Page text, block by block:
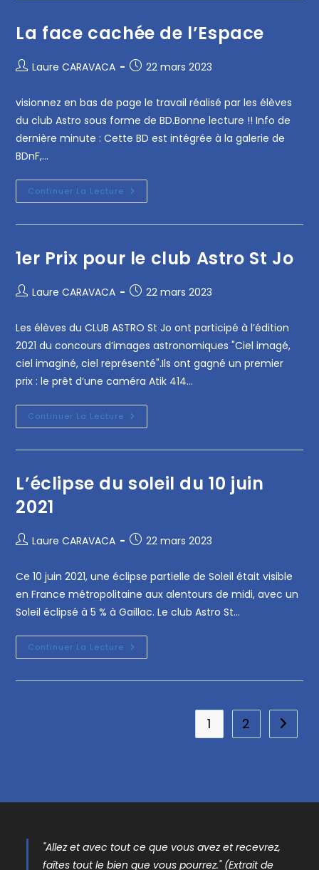
La face cachée de l’Espace
Laure CARAVACA 22 mars 2023
visionnez en bas de page le travail réalisé par les élèves
du club Astro sous forme de BD.Bonne lecture !! Info de
dernière minute : Cette BD est intégrée à la galerie de
BDnF,…
Continuer La Lecture
1er Prix pour le club Astro St Jo
Laure CARAVACA 22 mars 2023
Les élèves du CLUB ASTRO St Jo ont participé à l’édition
2021 du concours d’images astronomiques "Ciel imagé,
ciel imaginé, ciel représenté".Ils ont gagné un premier
prix : le prêt d’une caméra Atik 414…
Continuer La Lecture
L’éclipse du soleil du 10 juin
2021
Laure CARAVACA 22 mars 2023
Ce 10 juin 2021, une éclipse partielle de Soleil était visible
en France métropolitaine aux alentours de midi, avec un
Soleil éclipsé à 5 % à Gaillac. Le club Astro St…
Continuer La Lecture
1 2
"Allez et avec tout ce que vous avez et recevrez,
faîtes tout le bien que vous pourrez." (Extrait de